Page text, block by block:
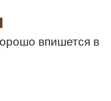
впишется в